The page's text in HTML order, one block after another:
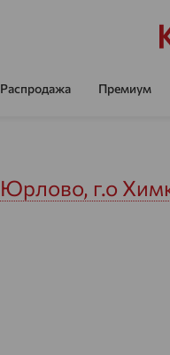
Распродажа Премиум
Юрлово, г.о